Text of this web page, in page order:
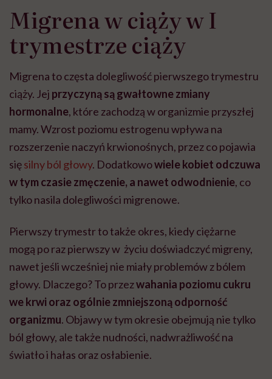
Migrena w ciąży w I
trymestrze ciąży
Migrena to częsta dolegliwość pierwszego trymestru
ciąży. Jej przyczyną są gwałtowne zmiany
hormonalne, które zachodzą w organizmie przyszłej
mamy. Wzrost poziomu estrogenu wpływa na
rozszerzenie naczyń krwionośnych, przez co pojawia
sięsilny ból głowy. Dodatkowowiele kobiet odczuwa
w tym czasie zmęczenie, a nawet odwodnienie, co
tylko nasila dolegliwości migrenowe.
Pierwszy trymestr to także okres, kiedy ciężarne
mogą po raz pierwszy w życiu doświadczyć migreny,
nawet jeśli wcześniej nie miały problemów z bólem
głowy. Dlaczego? To przezwahania poziomu cukru
we krwi oraz ogólnie zmniejszoną odporność
organizmu. Objawy w tym okresie obejmują nie tylko
ból głowy, ale także nudności, nadwrażliwość na
światło i hałas oraz osłabienie.